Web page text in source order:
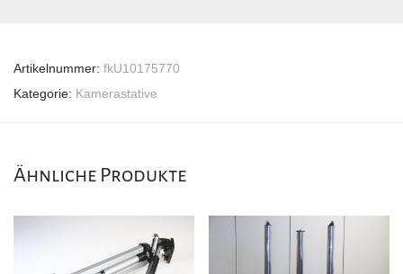
Artikelnummer: fkU10175770
Kategorie: Kamerastative
Ähnliche Produkte